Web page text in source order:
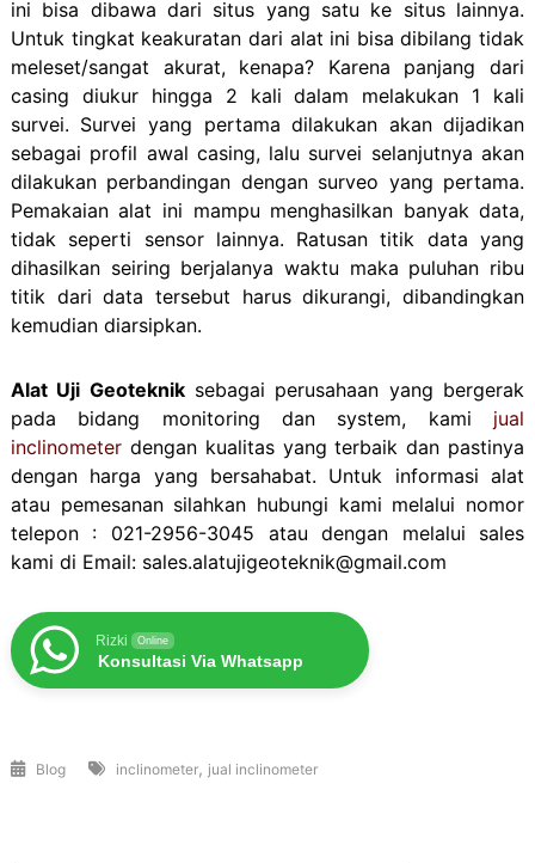
ini bisa dibawa dari situs yang satu ke situs lainnya.
Untuk tingkat keakuratan dari alat ini bisa dibilang tidak
meleset/sangat akurat, kenapa? Karena panjang dari
casing diukur hingga 2 kali dalam melakukan 1 kali
survei. Survei yang pertama dilakukan akan dijadikan
sebagai profil awal casing, lalu survei selanjutnya akan
dilakukan perbandingan dengan surveo yang pertama.
Pemakaian alat ini mampu menghasilkan banyak data,
tidak seperti sensor lainnya. Ratusan titik data yang
dihasilkan seiring berjalanya waktu maka puluhan ribu
titik dari data tersebut harus dikurangi, dibandingkan
kemudian diarsipkan.
Alat Uji Geotekniksebagai perusahaan yang bergerak
pada bidang monitoring dan system, kami jual
inclinometerdengan kualitas yang terbaik dan pastinya
dengan harga yang bersahabat. Untuk informasi alat
atau pemesanan silahkan hubungi kami melalui nomor
telepon : 021-2956-3045 atau dengan melalui sales
kami di Email: sales.alatujigeoteknik@gmail.com
Rizki Online
Konsultasi Via Whatsapp
Blog inclinometer, jual inclinometer